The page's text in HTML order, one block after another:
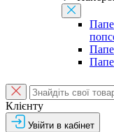
Клієнту
Увійти в кабінет